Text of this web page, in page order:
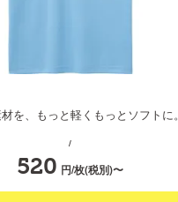
を、もっと軽くもっとソフトに。
/
520 円/枚(税別)〜